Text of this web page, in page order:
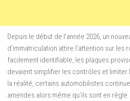
Depuis le début de l’année 2026, un
d’immatriculation attire l’attention sur
facilement identifiable, les plaques
devaient simplifier les contrôles et limiter
la réalité, certains automobilistes
amendes alors même qu’ils sont en règle.